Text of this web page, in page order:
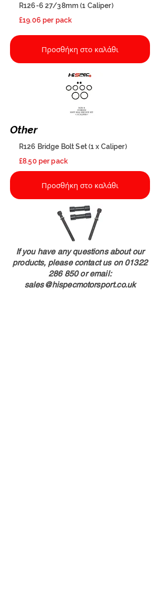
R126-6 27/38mm (1 Caliper)
£19.06 per pack
Προσθήκη στο καλάθι
Other
R126 Bridge Bolt Set (1 x Caliper)
£8.50 per pack
Προσθήκη στο καλάθι
If you have any questions about our
products, please contact us on 01322
286 850or email:
sales@hispecmotorsport.co.uk